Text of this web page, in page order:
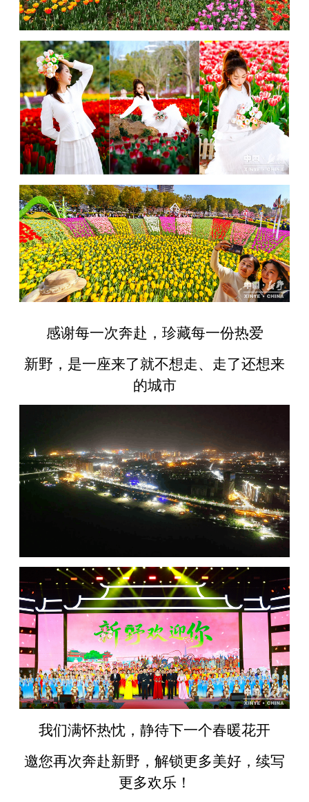
感谢每一次奔赴，珍藏每一份热爱
新野，是一座来了就不想走、走了还想来
的城市
我们满怀热忱，静待下一个春暖花开
邀您再次奔赴新野，解锁更多美好，续写
更多欢乐！